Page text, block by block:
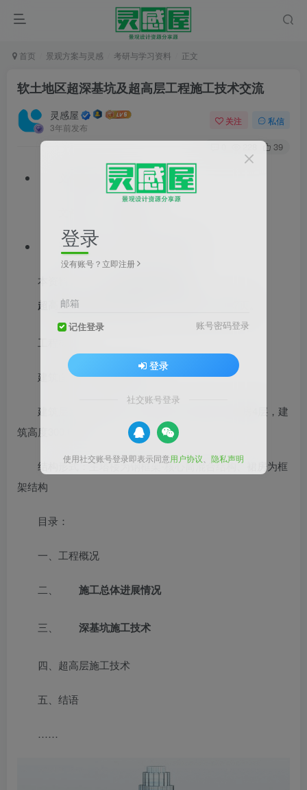
首页 景观方案与灵感 考研与学习资料 正文
软土地区超深基坑及超高层工程施工技术交流
灵感屋
3年前发布
关注 私信
39
文件格式：pdf
资料类型：技术培训,技术方案
本资料为
超高层工程施工技术
工程概况：
建筑面积：209500平方米
建筑层数、总高度 ：地上70层，地下4层，裙房4层，建
筑高度300.65米
结构形式：主塔楼为钢框架-核心筒混合结构、裙房为框
架结构
目录：
一、工程概况
二、 施工总体进展情况
三、 深基坑施工技术
四、超高层施工技术
五、结语
……
登录
没有账号？立即注册
邮箱
记住登录 账号密码登录
登录
社交账号登录
使用社交账号登录即表示同意用户协议 隐私声明